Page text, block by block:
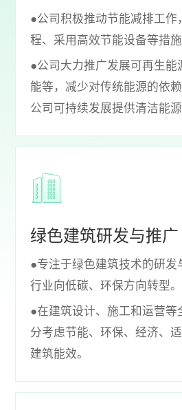
●公司积极推动节能减排工作
程、采用高效节能设备等措施
●公司大力推广发展可再生能
能等，减少对传统能源的依
公司可持续发展提供清洁能源
绿色建筑研发与推广
●专注于绿色建筑技术的研发
行业向低碳、环保方向转型。
●在建筑设计、施工和运营等
分考虑节能、环保、经济、
建筑能效。